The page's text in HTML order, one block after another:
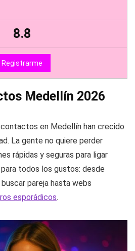
8.8
Registrarme
Medellín 2026
contactos en Medellín han crecido
La gente no quiere perder
rápidas y seguras para ligar
todos los gustos: desde
pareja hasta webs
esporádicos.